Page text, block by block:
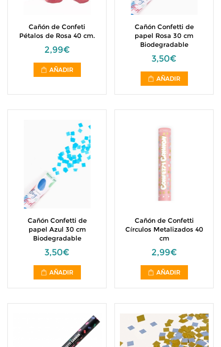
Cañón de Confeti
Pétalos de Rosa 40 cm.
2,99€
AÑADIR
Cañón Confetti de
papel Rosa 30 cm
Biodegradable
3,50€
AÑADIR
Cañón Confetti de
papel Azul 30 cm
Biodegradable
3,50€
AÑADIR
Cañón de Confetti
Círculos Metalizados 40
cm
2,99€
AÑADIR